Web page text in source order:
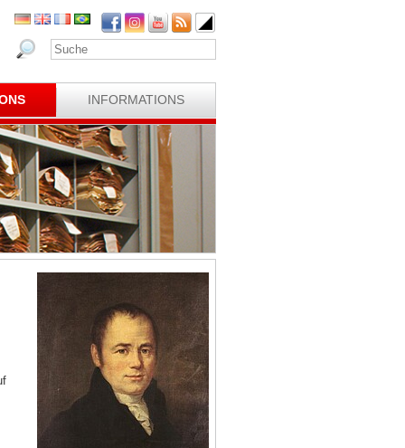
INFORMATIONS